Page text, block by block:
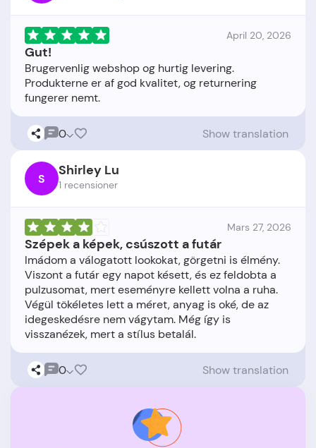
April 20, 2026
Gut!
Brugervenlig webshop og hurtig levering.
Produkterne er af god kvalitet, og returnering
0 Show translation
S Shirley Lu
1 recensioner
Mars 27, 2026
Szépek a képek, csúszott a futár
Imádom a válogatott lookokat, görgetni is élmény.
Viszont a futár egy napot késett, és ez feldobta a
pulzusomat, mert eseményre kellett volna a ruha.
Végül tökéletes lett a méret, anyag is oké, de az
idegeskedésre nem vágytam. Még így is
0 Show translation